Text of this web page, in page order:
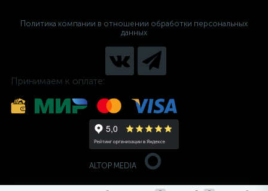
Политика компании в отношении обработки персональных
данных
Принимаем к оплате:
ALTOP MEDIA